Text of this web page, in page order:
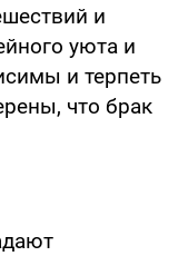
и
уюта и
и терпеть
что брак